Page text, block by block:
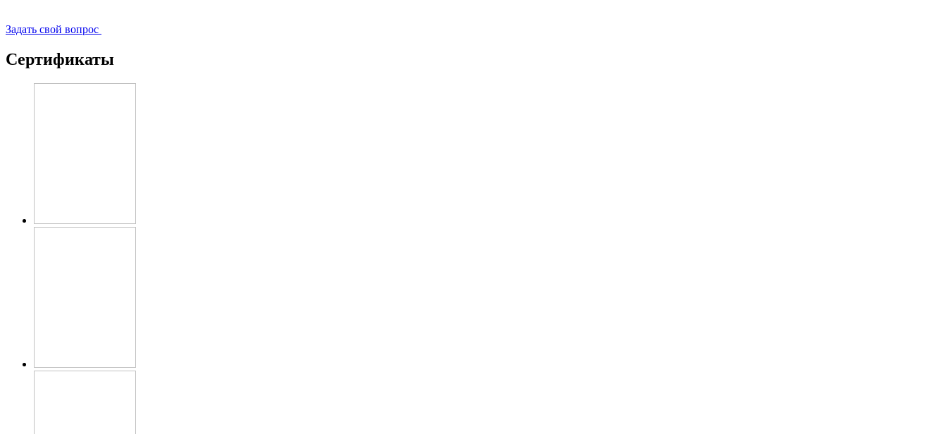
Задать свой вопрос
Сертификаты